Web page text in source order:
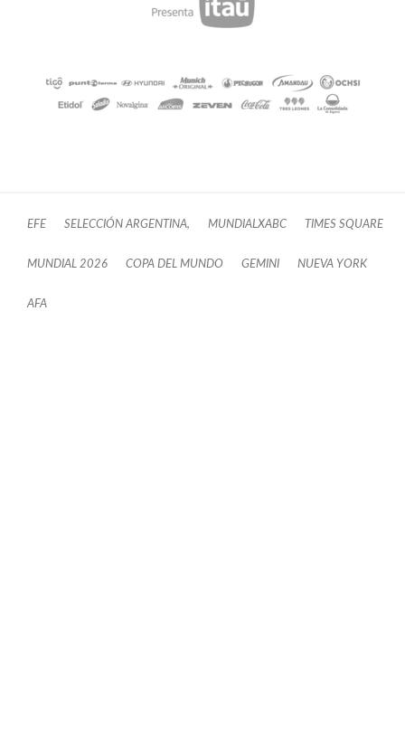
EFE SELECCIÓN ARGENTINA, MUNDIALXABC TIMES SQUARE
MUNDIAL 2026 COPA DEL MUNDO GEMINI NUEVA YORK
AFA